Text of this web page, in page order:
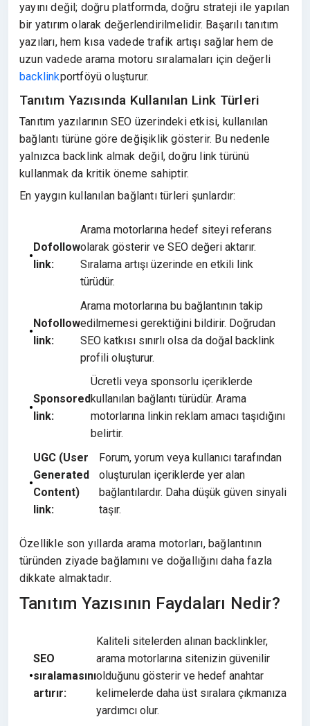
yayını değil; doğru platformda, doğru strateji ile yapılan
bir yatırım olarak değerlendirilmelidir. Başarılı tanıtım
yazıları, hem kısa vadede trafik artışı sağlar hem de
uzun vadede arama motoru sıralamaları için değerli
backlinkportföyü oluşturur.
Tanıtım Yazısında Kullanılan Link Türleri
Tanıtım yazılarının SEO üzerindeki etkisi, kullanılan
bağlantı türüne göre değişiklik gösterir. Bu nedenle
yalnızca backlink almak değil, doğru link türünü
kullanmak da kritik öneme sahiptir.
En yaygın kullanılan bağlantı türleri şunlardır:
Dofollow
link:
Arama motorlarına hedef siteyi referans
olarak gösterir ve SEO değeri aktarır.
Sıralama artışı üzerinde en etkili link
türüdür.
Nofollow
link:
Arama motorlarına bu bağlantının takip
edilmemesi gerektiğini bildirir. Doğrudan
SEO katkısı sınırlı olsa da doğal backlink
profili oluşturur.
Sponsored
link:
Ücretli veya sponsorlu içeriklerde
kullanılan bağlantı türüdür. Arama
motorlarına linkin reklam amacı taşıdığını
belirtir.
UGC (User
Generated
Content)
link:
Forum, yorum veya kullanıcı tarafından
oluşturulan içeriklerde yer alan
bağlantılardır. Daha düşük güven sinyali
taşır.
Özellikle son yıllarda arama motorları, bağlantının
türünden ziyade bağlamını ve doğallığını daha fazla
dikkate almaktadır.
Tanıtım Yazısının Faydaları Nedir?
SEO
sıralamasını
artırır:
Kaliteli sitelerden alınan backlinkler,
arama motorlarına sitenizin güvenilir
olduğunu gösterir ve hedef anahtar
kelimelerde daha üst sıralara çıkmanıza
yardımcı olur.